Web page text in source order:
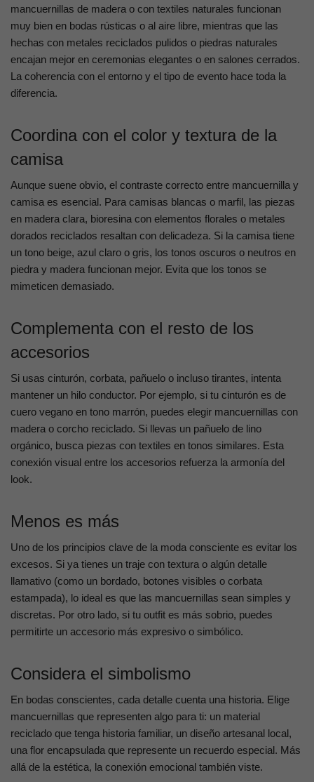
mancuernillas de madera o con textiles naturales funcionan
muy bien en bodas rústicas o al aire libre, mientras que las
hechas con metales reciclados pulidos o piedras naturales
encajan mejor en ceremonias elegantes o en salones cerrados.
La coherencia con el entorno y el tipo de evento hace toda la
diferencia.
Coordina con el color y textura de la
camisa
Aunque suene obvio, el contraste correcto entre mancuernilla y
camisa es esencial. Para camisas blancas o marfil, las piezas
en madera clara, bioresina con elementos florales o metales
dorados reciclados resaltan con delicadeza. Si la camisa tiene
un tono beige, azul claro o gris, los tonos oscuros o neutros en
piedra y madera funcionan mejor. Evita que los tonos se
mimeticen demasiado.
Complementa con el resto de los
accesorios
Si usas cinturón, corbata, pañuelo o incluso tirantes, intenta
mantener un hilo conductor. Por ejemplo, si tu cinturón es de
cuero vegano en tono marrón, puedes elegir mancuernillas con
madera o corcho reciclado. Si llevas un pañuelo de lino
orgánico, busca piezas con textiles en tonos similares. Esta
conexión visual entre los accesorios refuerza la armonía del
look.
Menos es más
Uno de los principios clave de la moda consciente es evitar los
excesos. Si ya tienes un traje con textura o algún detalle
llamativo (como un bordado, botones visibles o corbata
estampada), lo ideal es que las mancuernillas sean simples y
discretas. Por otro lado, si tu outfit es más sobrio, puedes
permitirte un accesorio más expresivo o simbólico.
Considera el simbolismo
En bodas conscientes, cada detalle cuenta una historia. Elige
mancuernillas que representen algo para ti: un material
reciclado que tenga historia familiar, un diseño artesanal local,
una flor encapsulada que represente un recuerdo especial. Más
allá de la estética, la conexión emocional también viste.